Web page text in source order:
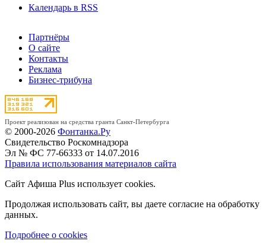
Календарь в RSS
Партнёры
О сайте
Контакты
Реклама
Бизнес-трибуна
Проект реализован на средства гранта Санкт-Петербурга
© 2000-2026 Фонтанка.Ру
Свидетельство Роскомнадзора
Эл № ФС 77-66333 от 14.07.2016
Правила использования материалов сайта
Сайт Афиша Plus использует cookies.
Продолжая использовать сайт, вы даете согласие на обработку
данных.
Подробнее о cookies